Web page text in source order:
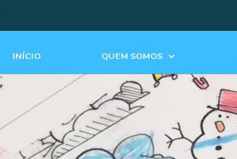
INÍCIO QUEM SOMOS